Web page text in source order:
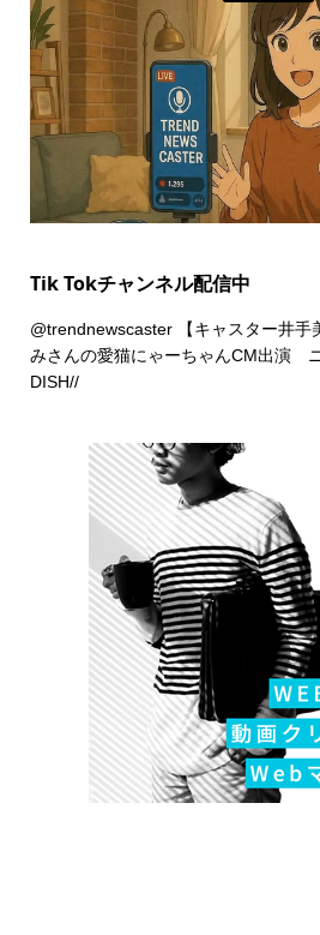
Tik Tokチャンネル配信中
@trendnewscaster【キャスター井手
みさんの愛猫にゃーちゃんCM出演
DISH//